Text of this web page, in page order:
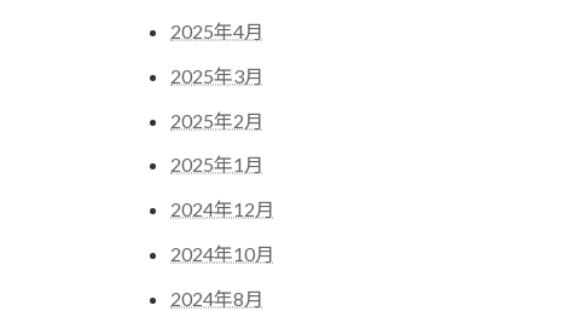
2025年4月
2025年3月
2025年2月
2025年1月
2024年12月
2024年10月
2024年8月